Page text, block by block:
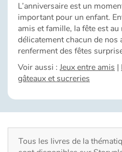
Tester gratuitement
Bibliothèque
Prix
L’anniversaire est un
important pour un enfant.
amis et famille, la fête est
délicatement chacun de nos
renferment des fêtes
Voir aussi : Jeux entre amis |
gâteaux et sucreries
Tous les livres de la